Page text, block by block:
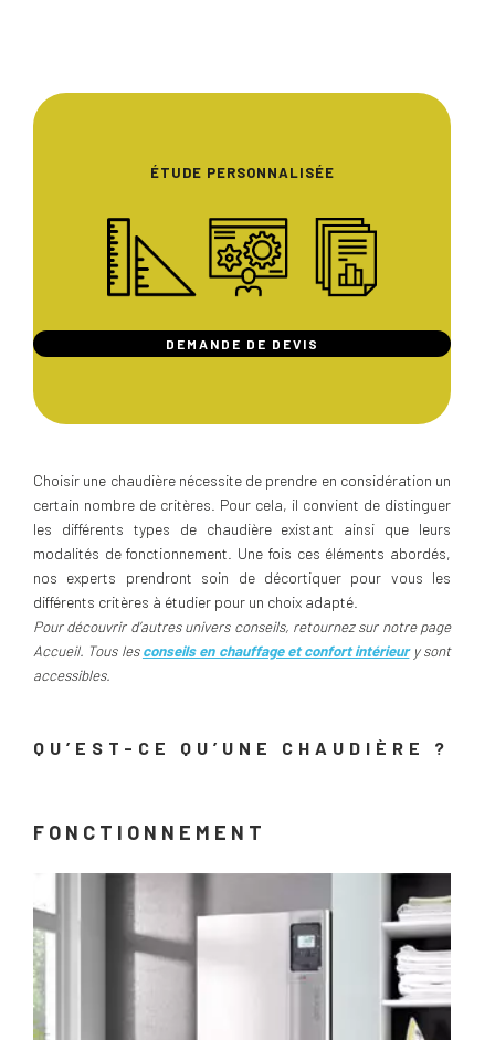
ÉTUDE PERSONNALISÉE
DEMANDE DE DEVIS
Choisir une chaudière nécessite de prendre en considération un
certain nombre de critères. Pour cela, il convient de distinguer
les différents types de chaudière existant ainsi que leurs
modalités de fonctionnement. Une fois ces éléments abordés,
nos experts prendront soin de décortiquer pour vous les
différents critères à étudier pour un choix adapté.
Pour découvrir d’autres univers conseils, retournez sur notre page
Accueil. Tous lesconseils en chauffage et confort intérieury sont
accessibles.
QU’EST-CE QU’UNE CHAUDIÈRE ?
FONCTIONNEMENT